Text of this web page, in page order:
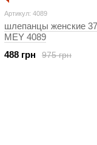
Артикул: 4089
шлепанцы женские
MEY 4089
975 грн
488 грн